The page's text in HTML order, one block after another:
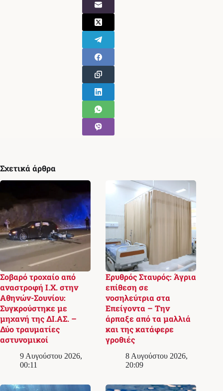
Σχετικά άρθρα
Σοβαρό τροχαίο από
αναστροφή Ι.Χ. στην
Αθηνών-Σουνίου:
Συγκρούστηκε με
μηχανή της ΔΙ.ΑΣ. –
Δύο τραυματίες
αστυνομικοί
9 Αυγούστου 2026,
00:11
Ερυθρός Σταυρός: Άγρια
επίθεση σε
νοσηλεύτρια στα
Επείγοντα – Την
άρπαξε από τα μαλλιά
και της κατάφερε
γροθιές
8 Αυγούστου 2026,
20:09